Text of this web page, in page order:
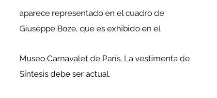
aparece representado en el cuadro de
Giuseppe Boze, que es exhibido en el
Museo Carnavalet de París. La vestimenta de
Síntesis debe ser actual.